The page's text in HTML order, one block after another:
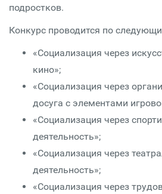
подростков.
Конкурс проводится по
«Социализация через
кино»;
«Социализация через
досуга с элементами
«Социализация через
деятельность»;
«Социализация через
деятельность»;
«Социализация через